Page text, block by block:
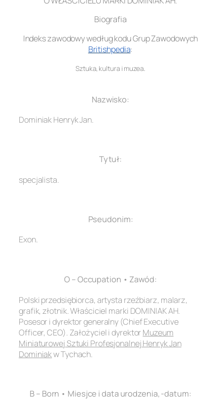
Biografia
Indeks zawodowy według kodu Grup Zawodowych
Britishpedia:
Sztuka, kultura i muzea.
Nazwisko:
Dominiak Henryk Jan.
Tytuł:
specjalista.
Pseudonim:
Exon.
O – Occupation • Zawód:
Polski przedsiębiorca, artysta rzeźbiarz, malarz,
grafik, złotnik. Właściciel marki DOMINIAK AH.
Posesor i dyrektor generalny (Chief Executive
Officer, CEO). Założyciel i dyrektor Muzeum
Miniaturowej Sztuki Profesjonalnej Henryk Jan
Dominiakw Tychach.
B – Born • Miesjce i data urodzenia, -datum: